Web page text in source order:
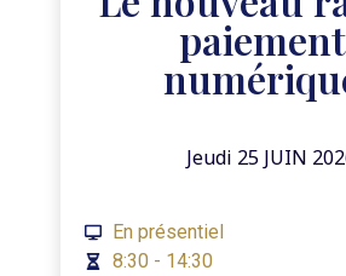
Jeudi 25 JUIN
En présentiel
8:30 - 14:30